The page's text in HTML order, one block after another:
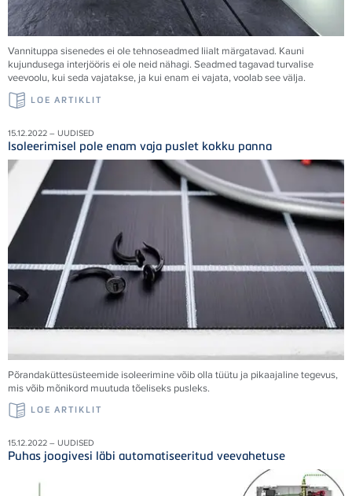
Vannituppa sisenedes ei ole tehnoseadmed liialt märgatavad. Kauni
kujundusega interjööris ei ole neid nähagi. Seadmed tagavad turvalise
veevoolu, kui seda vajatakse, ja kui enam ei vajata, voolab see välja.
LOE ARTIKLIT
15.12.2022 – UUDISED
Isoleerimisel pole enam vaja puslet kokku panna
Põrandaküttesüsteemide isoleerimine võib olla tüütu ja pikaajaline tegevus,
mis võib mõnikord muutuda tõeliseks pusleks.
LOE ARTIKLIT
15.12.2022 – UUDISED
Puhas joogivesi läbi automatiseeritud veevahetuse